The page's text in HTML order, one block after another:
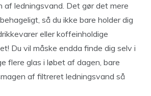
af ledningsvand. Det gør det mere
så du ikke bare holder dig
eller koffeinholdige
Du vil måske endda finde dig selv i
flere glas i løbet af dagen, bare
af filtreret ledningsvand så